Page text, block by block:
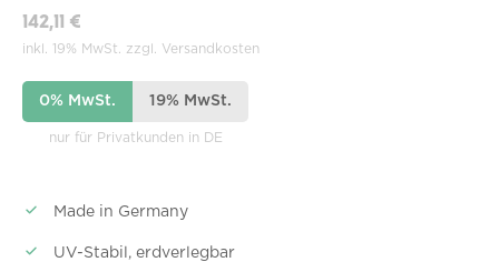
142,11 €
inkl. 19% MwSt. zzgl. Versandkosten
0% MwSt. 19% MwSt.
nur für Privatkunden in DE
Made in Germany
UV-Stabil, erdverlegbar